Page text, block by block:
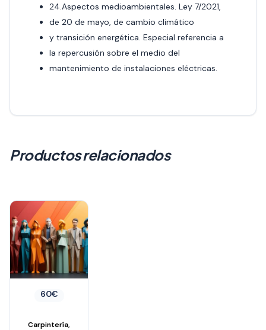
24.Aspectos medioambientales. Ley 7/2021,
de 20 de mayo, de cambio climático
y transición energética. Especial referencia a
la repercusión sobre el medio del
mantenimiento de instalaciones eléctricas.
Productos relacionados
60€
Carpintería,